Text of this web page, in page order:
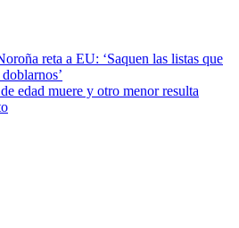
reta a EU: ‘Saquen las listas que
edad muere y otro menor resulta